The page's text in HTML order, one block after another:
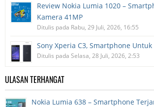
Review Nokia Lumia 1020 –
Kamera 41MP
Ditulis pada Rabu, 29 Juli, 2026, 16:55
Sony Xperia C3, Smartphone
Ditulis pada Selasa, 28 Juli, 2026, 2:53
ULASAN TERHANGAT
Nokia Lumia 638 – Smartphone